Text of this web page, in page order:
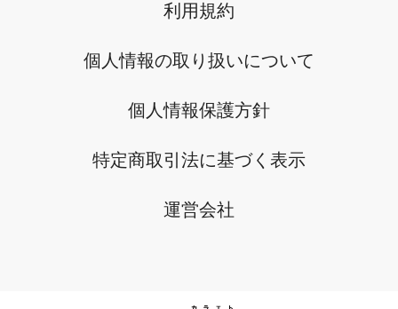
利用規約
個人情報の取り扱いについて
個人情報保護方針
特定商取引法に基づく表示
運営会社